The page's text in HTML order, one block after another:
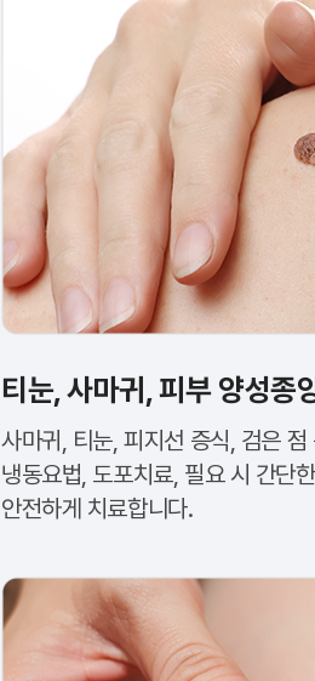
티눈, 사마귀, 피부 양성종
사마귀, 티눈, 피지선 증식, 검은
냉동요법, 도포치료, 필요 시 간단
안전하게 치료합니다.